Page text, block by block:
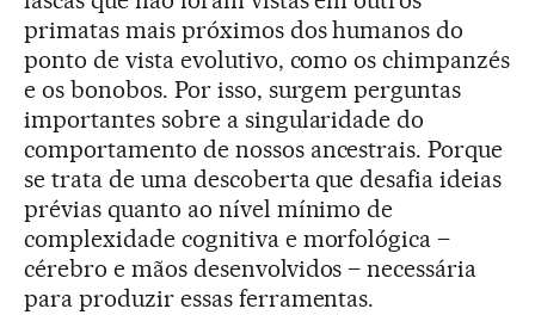
primatas mais próximos dos humanos do
ponto de vista evolutivo, como os chimpanzés
e os bonobos. Por isso, surgem perguntas
importantes sobre a singularidade do
comportamento de nossos ancestrais. Porque
se trata de uma descoberta que desafia ideias
prévias quanto ao nível mínimo de
complexidade cognitiva e morfológica –
cérebro e mãos desenvolvidos – necessária
para produzir essas ferramentas.